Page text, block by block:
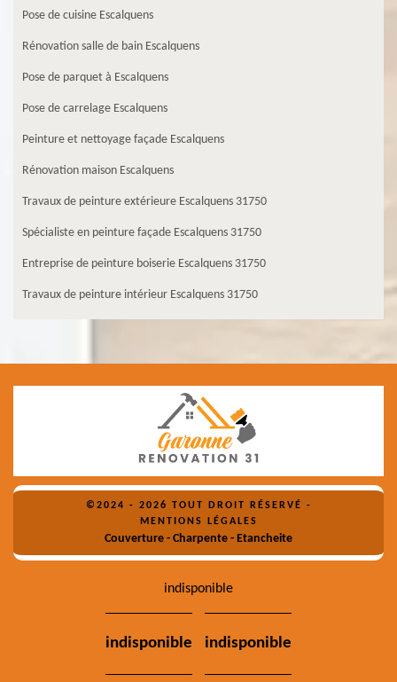
Pose de cuisine Escalquens
Rénovation salle de bain Escalquens
Pose de parquet à Escalquens
Pose de carrelage Escalquens
Peinture et nettoyage façade Escalquens
Rénovation maison Escalquens
Travaux de peinture extérieure Escalquens 31750
Spécialiste en peinture façade Escalquens 31750
Entreprise de peinture boiserie Escalquens 31750
Travaux de peinture intérieur Escalquens 31750
©2024 - 2026 TOUT DROIT RÉSERVÉ -
MENTIONS LÉGALES
Couverture - Charpente - Etancheite
indisponible
indisponible indisponible